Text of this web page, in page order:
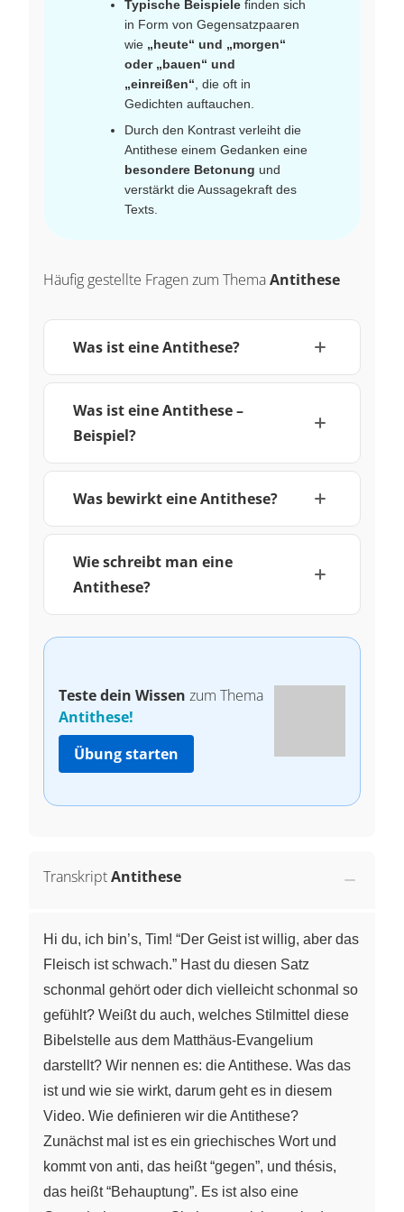
Typische Beispiele finden sich
in Form von Gegensatzpaaren
wie „heute“ und „morgen“
oder „bauen“ und
„einreißen“ , die oft in
Gedichten auftauchen.
Durch den Kontrast verleiht die
Antithese einem Gedanken eine
besondere Betonung und
verstärkt die Aussagekraft des
Texts.
Häufig gestellte Fragen zum ThemaAntithese
Was ist eine Antithese?
Was ist eine Antithese –
Beispiel?
Was bewirkt eine Antithese?
Wie schreibt man eine
Antithese?
Teste dein Wissen zum Thema
Antithese!
Übung starten
TranskriptAntithese
Hi du, ich bin’s, Tim! “Der Geist ist willig, aber das
Fleisch ist schwach.” Hast du diesen Satz
schonmal gehört oder dich vielleicht schonmal so
gefühlt? Weißt du auch, welches Stilmittel diese
Bibelstelle aus dem Matthäus-Evangelium
darstellt? Wir nennen es: die Antithese. Was das
ist und wie sie wirkt, darum geht es in diesem
Video. Wie definieren wir die Antithese?
Zunächst mal ist es ein griechisches Wort und
kommt von anti, das heißt “gegen”, und thésis,
das heißt “Behauptung”. Es ist also eine